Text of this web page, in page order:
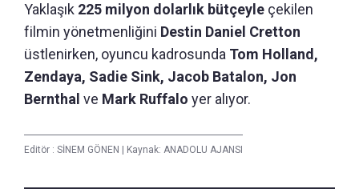
Yaklaşık 225 milyon dolarlık bütçeyle çekilen
filmin yönetmenliğini Destin Daniel Cretton
üstlenirken, oyuncu kadrosunda Tom Holland,
Zendaya, Sadie Sink, Jacob Batalon, Jon
Bernthal ve Mark Ruffalo yer alıyor.
Editör : SİNEM GÖNEN Kaynak: ANADOLU AJANSI